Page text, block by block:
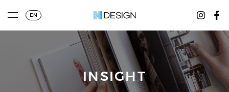
EN
INSIGHT